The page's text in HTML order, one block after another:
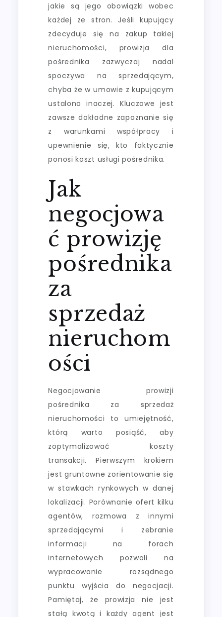
jakie są jego obowiązki wobec
każdej ze stron. Jeśli kupujący
zdecyduje się na zakup takiej
nieruchomości, prowizja dla
pośrednika zazwyczaj nadal
spoczywa na sprzedającym,
chyba że w umowie z kupującym
ustalono inaczej. Kluczowe jest
zawsze dokładne zapoznanie się
z warunkami współpracy i
upewnienie się, kto faktycznie
ponosi koszt usługi pośrednika.
Jak
negocjowa
ć prowizję
pośrednika
za
sprzedaż
nieruchom
ości
Negocjowanie prowizji
pośrednika za sprzedaż
nieruchomości to umiejętność,
którą warto posiąść, aby
zoptymalizować koszty
transakcji. Pierwszym krokiem
jest gruntowne zorientowanie się
w stawkach rynkowych w danej
lokalizacji. Porównanie ofert kilku
agentów, rozmowa z innymi
sprzedającymi i zebranie
informacji na forach
internetowych pozwoli na
wypracowanie rozsądnego
punktu wyjścia do negocjacji.
Pamiętaj, że prowizja nie jest
stałą kwotą i każdy agent jest